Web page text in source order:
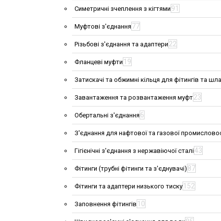
Симетричні зчеплення з кігтями 91
Муфтові з'єднання 77
Різьбові з'єднання та адаптери 22
Фланцеві муфти 19
Затискачі та обжимні кільця для фітингів та
Завантаження та розвантаження муфт23
Обертальні з'єднання 6
З'єднання для нафтової та газової
Гігієнічні з'єднання з нержавіючої сталі43
Фітинги (трубні фітинги та з'єднувачі) 87
Фітинги та адаптери низького тиску 152
Заповнення фітингів 10